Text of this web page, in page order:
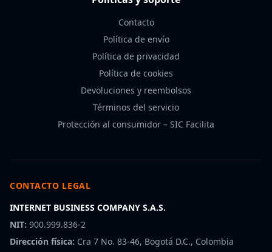
Contacto
Política de envío
Política de privacidad
Política de cookies
Devoluciones y reembolsos
Términos del servicio
Protección al consumidor – SIC Facilita
CONTACTO LEGAL
INTERNET BUSINESS COMPANY S.A.S.
NIT: 900.999.836-2
Dirección física: Cra 7 No. 83-46, Bogotá D.C., Colombia